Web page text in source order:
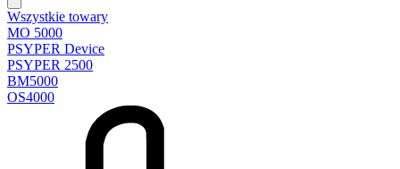
Wszystkie towary
MO 5000
PSYPER Device
PSYPER 2500
BM5000
OS4000